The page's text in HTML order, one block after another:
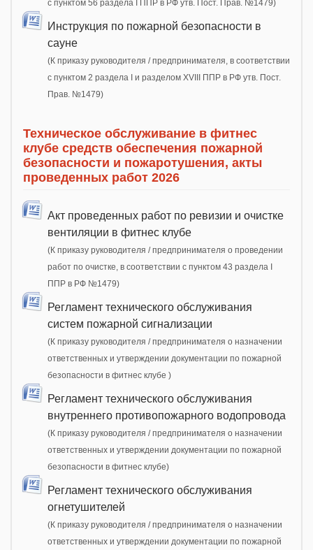
с пунктом 56 раздела I ППР в РФ утв. Пост. Прав. №1479)
Инструкция по пожарной безопасности в
сауне
(К приказу руководителя / предпринимателя, в соответствии
с пунктом 2 раздела I и разделом XVIII ППР в РФ утв. Пост.
Прав. №1479)
Техническое обслуживание в фитнес
клубе средств обеспечения пожарной
безопасности и пожаротушения, акты
проведенных работ 2026
Акт проведенных работ по ревизии и очистке
вентиляции в фитнес клубе
(К приказу руководителя / предпринимателя о проведении
работ по очистке, в соответствии с пунктом 43 раздела I
ППР в РФ №1479)
Регламент технического обслуживания
систем пожарной сигнализации
(К приказу руководителя / предпринимателя о назначении
ответственных и утверждении документации по пожарной
безопасности в фитнес клубе )
Регламент технического обслуживания
внутреннего противопожарного водопровода
(К приказу руководителя / предпринимателя о назначении
ответственных и утверждении документации по пожарной
безопасности в фитнес клубе)
Регламент технического обслуживания
огнетушителей
(К приказу руководителя / предпринимателя о назначении
ответственных и утверждении документации по пожарной